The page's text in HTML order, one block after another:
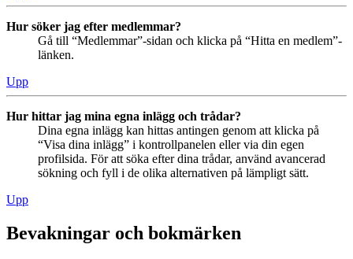
Hur söker jag efter medlemmar?
Gå till “Medlemmar”-sidan och klicka på “Hitta en medlem”-
länken.
Upp
Hur hittar jag mina egna inlägg och trådar?
Dina egna inlägg kan hittas antingen genom att klicka på
“Visa dina inlägg” i kontrollpanelen eller via din egen
profilsida. För att söka efter dina trådar, använd avancerad
sökning och fyll i de olika alternativen på lämpligt sätt.
Upp
Bevakningar och bokmärken